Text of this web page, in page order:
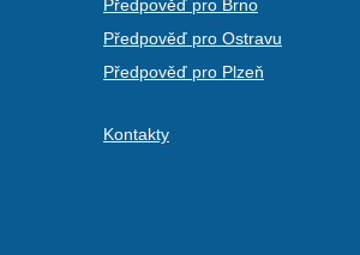
Předpověď pro Brno
Předpověď pro Ostravu
Předpověď pro Plzeň
Kontakty